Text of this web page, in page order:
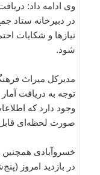
در دبیرخانه ستاد
نیازها و شکایات
شود.
مدیرکل میراث
توجه به دریافت
وجود دارد که
صورت لحظه‌ای قابل
خسروآبادی همچنین